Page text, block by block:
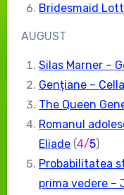
Bridesmaid
AUGUST
Silas Marner –
Gențiane –
The Queen
Romanul
Eliade (4/5)
Probabilitatea
prima vedere –